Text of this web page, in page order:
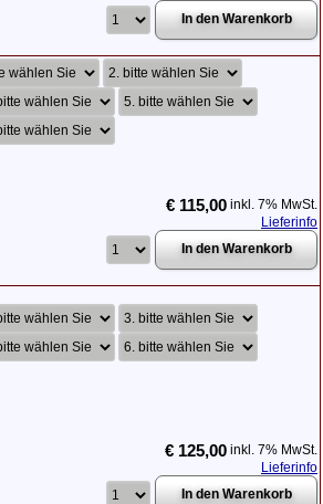
€ 115,00 inkl. 7% MwSt.
Lieferinfo
€ 125,00 inkl. 7% MwSt.
Lieferinfo